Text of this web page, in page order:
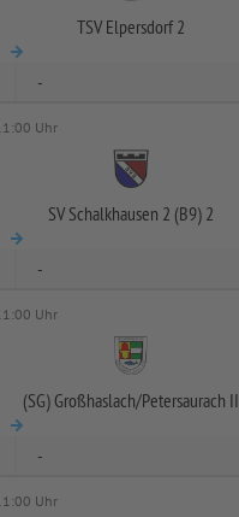
TSV Elpersdorf 2
-
Uhr
SV Schalkhausen 2 (B9) 2
-
Uhr
(SG) Großhaslach/Petersaurach II
-
Uhr